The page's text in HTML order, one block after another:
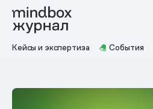
Кейсы и экспертиза События